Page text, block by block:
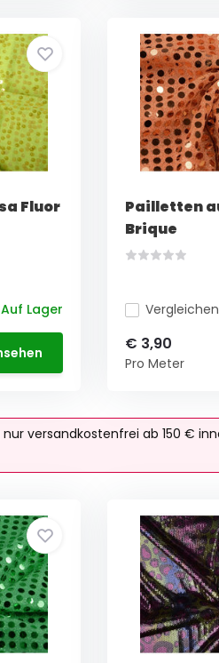
Fluor
Auf Lager
Pailletten
Brique
Vergleichen
€ 3,90
Pro Meter
nur versandkostenfrei ab 150 €